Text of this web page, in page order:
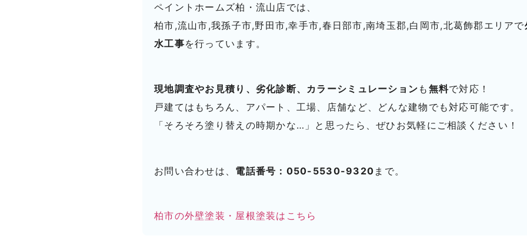
ペイントホームズ柏・流山店では、
柏市,流山市,我孫子市,野田市,幸手市,春日部市,南埼玉郡,白岡市,北葛飾郡エリアで
水工事を行っています。
現地調査やお見積り、劣化診断、カラーシミュレーション も 無料で対応！
戸建てはもちろん、アパート、工場、店舗など、どんな建物でも対応可能です。
「そろそろ塗り替えの時期かな…」と思ったら、ぜひお気軽にご相談ください！
お問い合わせは、 電話番号：050-5530-9320 まで。
柏市の外壁塗装・屋根塗装はこちら